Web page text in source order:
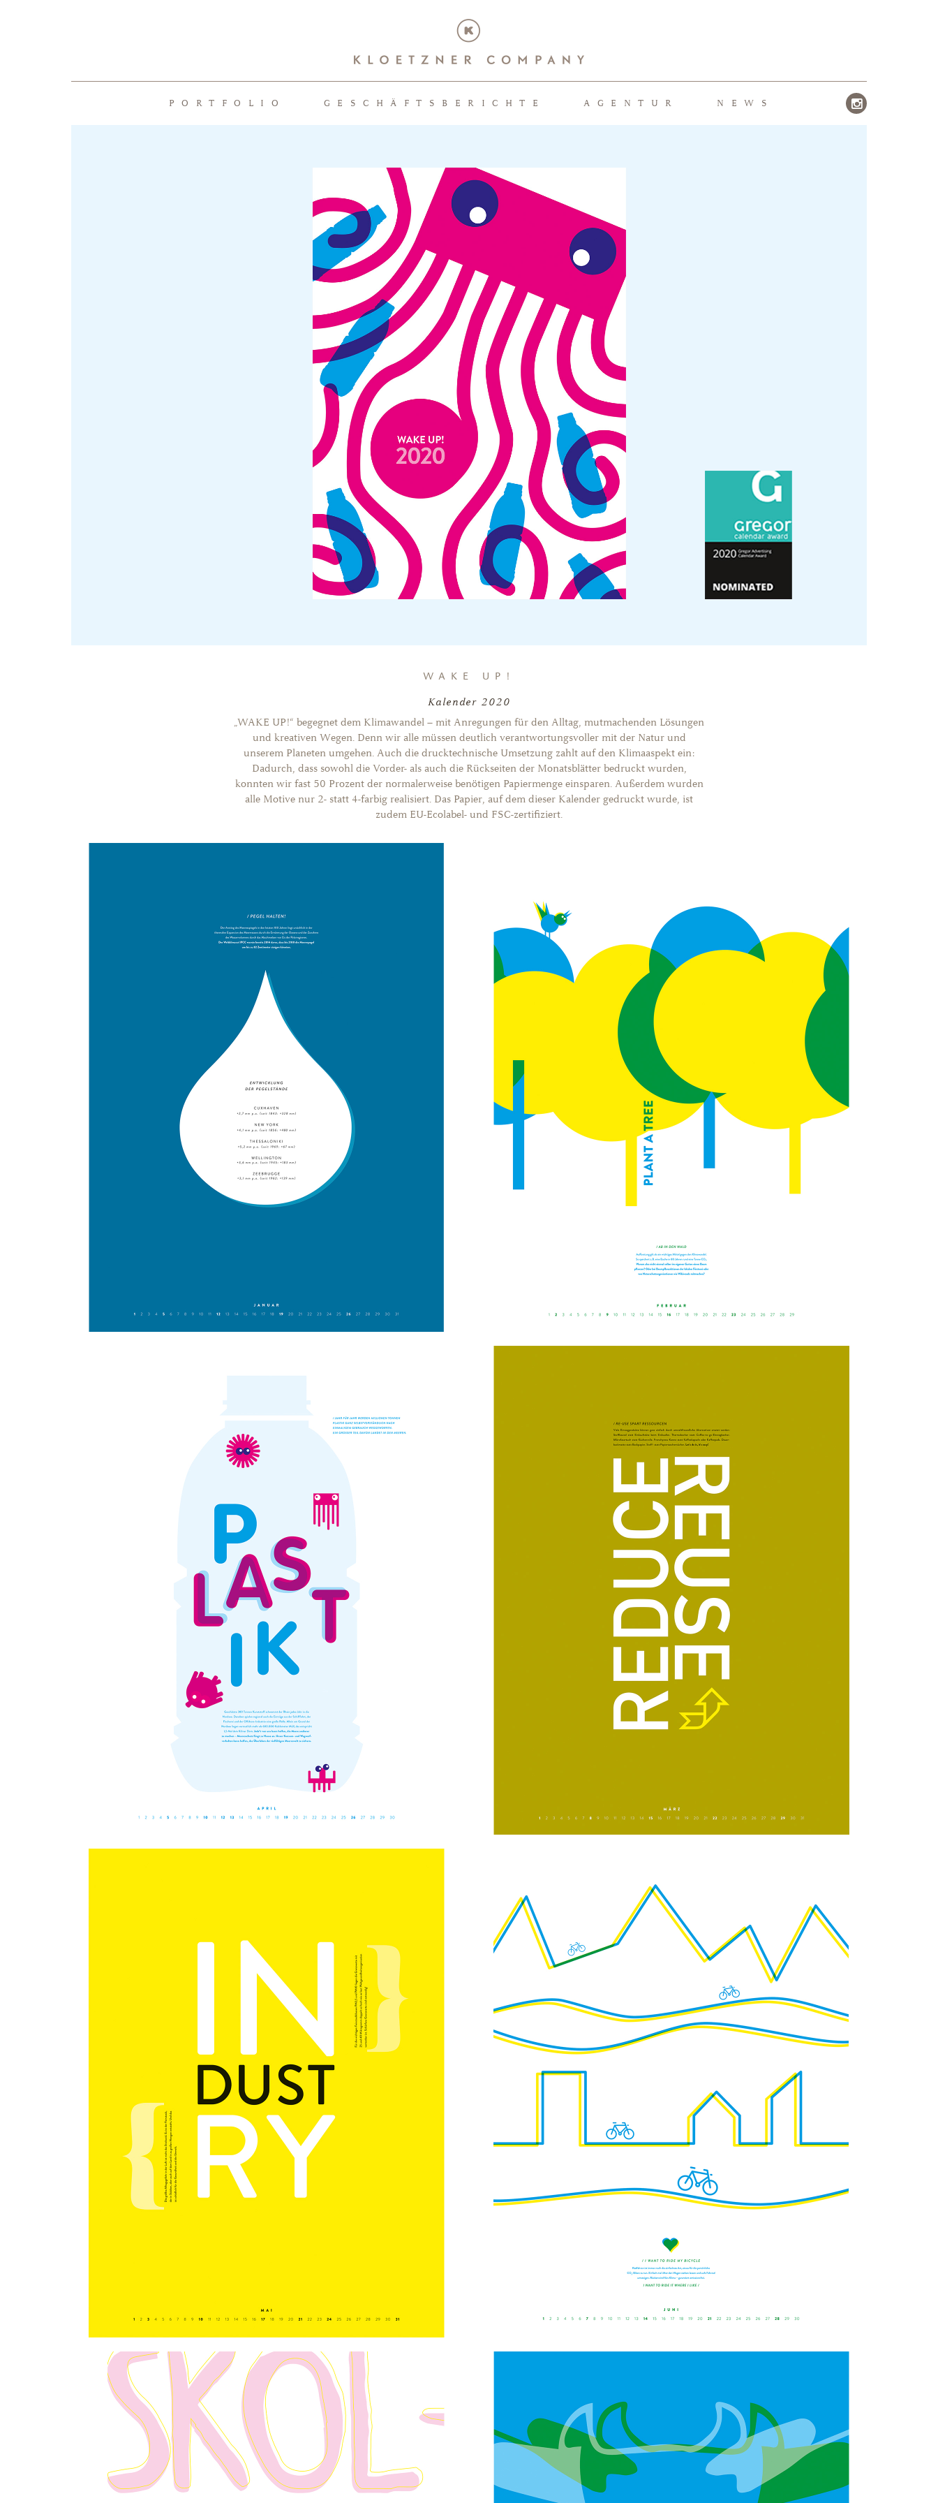
PORTFOLIO GESCHÄFTSBERICHTE AGENTUR NEWS
WAKE UP!
Kalender 2020
„WAKE UP!“ begegnet dem Klimawandel – mit Anregungen für den Alltag, mutmachenden Lösungen
und kreativen Wegen. Denn wir alle müssen deutlich verantwortungsvoller mit der Natur und
unserem Planeten umgehen. Auch die drucktechnische Umsetzung zahlt auf den Klimaaspekt ein:
Dadurch, dass sowohl die Vorder- als auch die Rückseiten der Monatsblätter bedruckt wurden,
konnten wir fast 50 Prozent der normalerweise benötigen Papiermenge einsparen. Außerdem wurden
alle Motive nur 2- statt 4-farbig realisiert. Das Papier, auf dem dieser Kalender gedruckt wurde, ist
zudem EU-Ecolabel- und FSC-zertifiziert.